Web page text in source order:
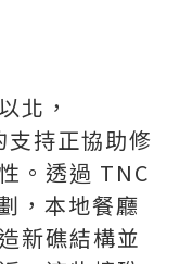
北，
持正協助修
。透過 TNC
，本地餐廳
新礁結構並